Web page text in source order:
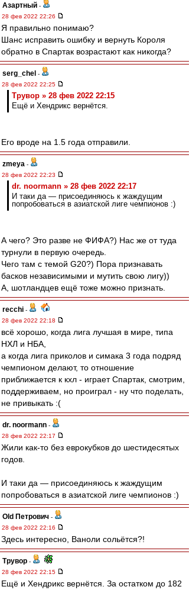
Азартный -
28 фев 2022 22:26
Я правильно понимаю?
Шанс исправить ошибку и вернуть Короля
обратно в Спартак возрастают как никогда?
serg_chel -
28 фев 2022 22:25
Трувор » 28 фев 2022 22:15
Ещё и Хендрикс вернётся.
Его вроде на 1.5 года отправили.
zmeya -
28 фев 2022 22:23
dr. noormann » 28 фев 2022 22:17
И таки да — присоединяюсь к жаждущим
попробоваться в азиатской лиге чемпионов :)
А чего? Это разве не ФИФА?) Нас же от туда
турнули в первую очередь.
Чего там с темой G20?) Пора признавать
басков независимыми и мутить свою лигу))
А, шотландцев ещё тоже можно признать.
recchi -
28 фев 2022 22:18
всё хорошо, когда лига лучшая в мире, типа
НХЛ и НБА,
а когда лига приколов и симака 3 года подряд
чемпионом делают, то отношение
приближается к кхл - играет Спартак, смотрим,
поддерживаем, но проиграл - ну что поделать,
не привыкать :(
dr. noormann -
28 фев 2022 22:17
Жили как-то без еврокубков до шестидесятых
годов.
И таки да — присоединяюсь к жаждущим
попробоваться в азиатской лиге чемпионов :)
Old Петрович -
28 фев 2022 22:16
Здесь интересно, Ваноли сольётся?!
Трувор -
28 фев 2022 22:15
Ещё и Хендрикс вернётся. За остатком до 182